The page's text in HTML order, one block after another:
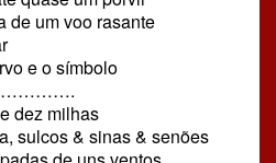
de um voo rasante
e o símbolo
milhas
sulcos & sinas & senões